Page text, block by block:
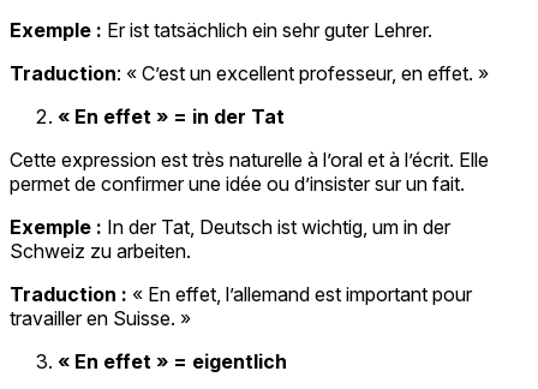
Exemple : Er ist tatsächlich ein sehr guter Lehrer.
Traduction: « C’est un excellent professeur, en effet. »
« En effet » = in der Tat
Cette expression est très naturelle à l’oral et à l’écrit. Elle
permet de confirmer une idée ou d’insister sur un fait.
Exemple : In der Tat, Deutsch ist wichtig, um in der
Schweiz zu arbeiten.
Traduction : « En effet, l’allemand est important pour
travailler en Suisse. »
« En effet » = eigentlich